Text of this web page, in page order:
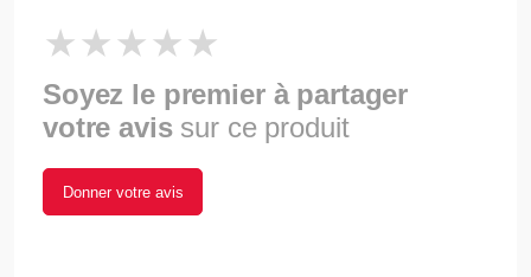
Soyez le premier à partager
votre avis sur ce produit
Donner votre avis